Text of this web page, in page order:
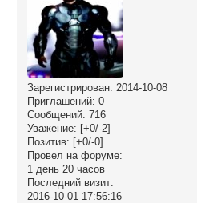
Зарегистрирован: 2014-10-08
Приглашений: 0
Сообщений: 716
Уважение: [+0/-2]
Позитив: [+0/-0]
Провел на форуме:
1 день 20 часов
Последний визит:
2016-10-01 17:56:16